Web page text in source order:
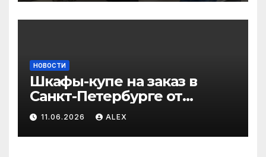
НОВОСТИ
Шкафы-купе на заказ в
Санкт-Петербурге от
производителя по
доступным ценам
11.06.2026 ALEX